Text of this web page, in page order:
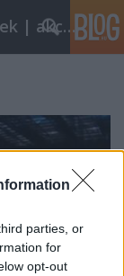
parties, or
for
opt-out
kockagyár! | LEGO Blog | hírek | akciók |